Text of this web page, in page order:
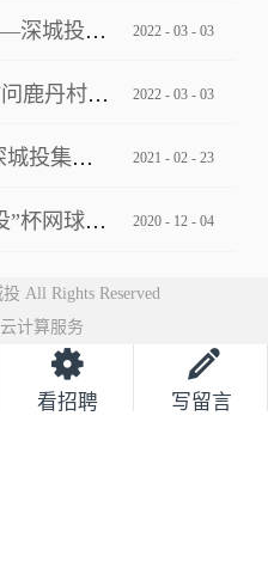
万物向新，“城”势前行——深城投集团“逐梦四十年”2022年年会 2022 - 03 - 03
深城投运营中心党支部慰问鹿丹村社区疫情防控一线工作人员 2022 - 03 - 03
众志成城 共筑未来——深城投集团2021云年会圆满落幕 2021 - 02 - 23
2020年首届坪山区“深城投”杯网球邀请赛完美落幕 2020 - 12 - 04
All Rights Reserved
计算服务
看招聘 写留言